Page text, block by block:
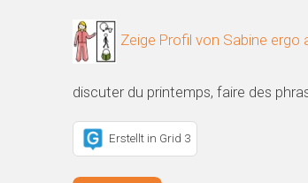
Zeige Profil von Sabine ergo
discuter du printemps, faire des
Erstellt in Grid 3